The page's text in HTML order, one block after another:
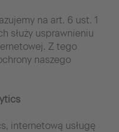
na art. 6 ust. 1
służy usprawnieniu
Z tego
naszego
internetową usługę